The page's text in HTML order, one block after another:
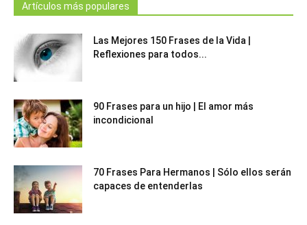
Artículos más populares
Las Mejores 150 Frases de la Vida |
Reflexiones para todos...
90 Frases para un hijo | El amor más
incondicional
70 Frases Para Hermanos | Sólo ellos serán
capaces de entenderlas